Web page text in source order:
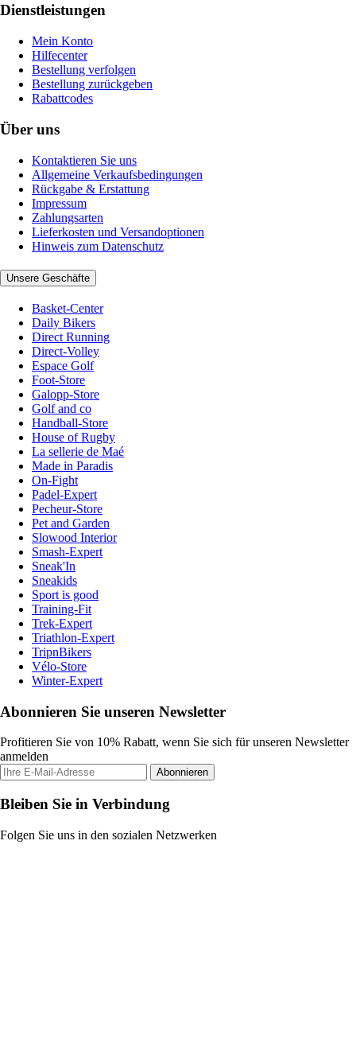
Dienstleistungen
Mein Konto
Hilfecenter
Bestellung verfolgen
Bestellung zurückgeben
Rabattcodes
Über uns
Kontaktieren Sie uns
Allgemeine Verkaufsbedingungen
Rückgabe & Erstattung
Impressum
Zahlungsarten
Lieferkosten und Versandoptionen
Hinweis zum Datenschutz
Unsere Geschäfte
Basket-Center
Daily Bikers
Direct Running
Direct-Volley
Espace Golf
Foot-Store
Galopp-Store
Golf and co
Handball-Store
House of Rugby
La sellerie de Maé
Made in Paradis
On-Fight
Padel-Expert
Pecheur-Store
Pet and Garden
Slowood Interior
Smash-Expert
Sneak'In
Sneakids
Sport is good
Training-Fit
Trek-Expert
Triathlon-Expert
TripnBikers
Vélo-Store
Winter-Expert
Abonnieren Sie unseren Newsletter
Profitieren Sie von 10% Rabatt, wenn Sie sich für unseren Newsletter
anmelden
Abonnieren
Bleiben Sie in Verbindung
Folgen Sie uns in den sozialen Netzwerken